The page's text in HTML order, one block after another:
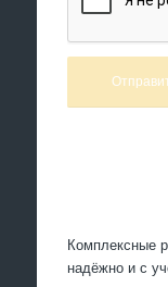
Комплексные
надёжно и с